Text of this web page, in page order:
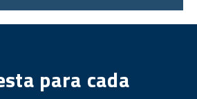
para cada